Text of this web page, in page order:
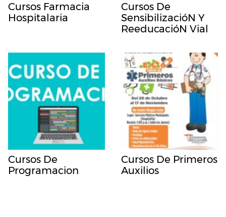
Cursos Farmacia
Hospitalaria
Cursos De
SensibilizacióN Y
ReeducacióN Vial
Cursos De
Programacion
Cursos De Primeros
Auxilios